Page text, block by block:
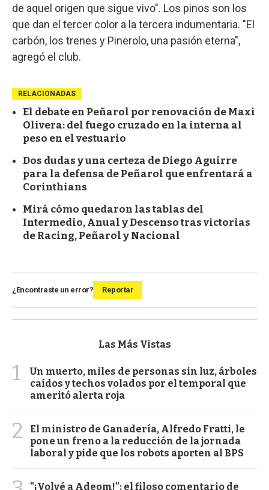
de aquel origen que sigue vivo". Los pinos son los
que dan el tercer color a la tercera indumentaria. "El
carbón, los trenes y Pinerolo, una pasión eterna",
agregó el club.
RELACIONADAS
El debate en Peñarol por renovación de Maxi
Olivera: del fuego cruzado en la interna al
peso en el vestuario
Dos dudas y una certeza de Diego Aguirre
para la defensa de Peñarol que enfrentará a
Corinthians
Mirá cómo quedaron las tablas del
Intermedio, Anual y Descenso tras victorias
de Racing, Peñarol y Nacional
¿Encontraste un error? Reportar
Las Más Vistas
1
Un muerto, miles de personas sin luz, árboles
caídos y techos volados por el temporal que
ameritó alerta roja
2
El ministro de Ganadería, Alfredo Fratti, le
pone un freno a la reducción de la jornada
laboral y pide que los robots aporten al BPS
"¡Volvé a Adeom!": el filoso comentario de